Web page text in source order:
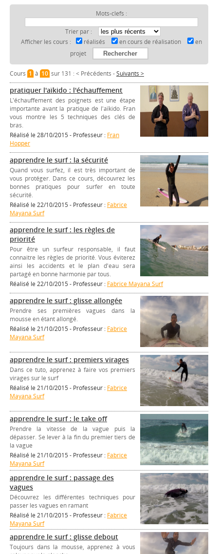
Mots-clefs :
Trier par :
Afficher les cours :
réalisés en cours de réalisation
en
projet
Cours 1à 10sur 131 :< Précédents -Suivants >
pratiquer l'aïkido : l'échauffement
L'échauffement des poignets est une étape
importante avant la pratique de l'aïkido. Fran
vous montre les 5 techniques des clés de
bras.
Réalisé le 28/10/2015 - Professeur : Fran
Hopper
apprendre le surf : la sécurité
Quand vous surfez, il est très important de
vous protéger. Dans ce cours, découvrez les
bonnes pratiques pour surfer en toute
sécurité.
Réalisé le 22/10/2015 - Professeur : Fabrice
Mayana Surf
apprendre le surf : les règles de
priorité
Pour être un surfeur responsable, il faut
connaitre les règles de priorité. Vous éviterez
ainsi les accidents et le plan d'eau sera
partagé en bonne harmonie par tous.
Réalisé le 22/10/2015 - Professeur : Fabrice Mayana Surf
apprendre le surf : glisse allongée
Prendre ses premières vagues dans la
mousse en étant allongé.
Réalisé le 21/10/2015 - Professeur : Fabrice
Mayana Surf
apprendre le surf : premiers virages
Dans ce tuto, apprenez à faire vos premiers
virages sur le surf
Réalisé le 21/10/2015 - Professeur : Fabrice
Mayana Surf
apprendre le surf : le take off
Prendre la vitesse de la vague puis la
dépasser. Se lever à la fin du premier tiers de
la vague
Réalisé le 21/10/2015 - Professeur : Fabrice
Mayana Surf
apprendre le surf : passage des
vagues
Découvrez les différentes techniques pour
passer les vagues en ramant
Réalisé le 21/10/2015 - Professeur : Fabrice
Mayana Surf
apprendre le surf : glisse debout
Toujours dans la mousse, apprenez à vous